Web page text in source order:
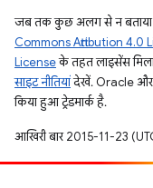
जब तक कुछ अलग से न बताया
Commons Attribution 4.0
Licenseके तहत लाइसेंस मिला
साइट नीतियांदेखें. Oracle और/
किया हुआ ट्रेडमार्क है.
आखिरी बार 2015-11-23